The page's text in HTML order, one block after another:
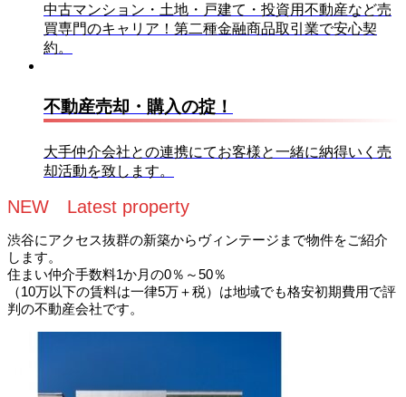
中古マンション・土地・戸建て・投資用不動産など売
買専門のキャリア！第二種金融商品取引業で安心契
約。
不動産売却・購入の掟！
大手仲介会社との連携にてお客様と一緒に納得いく売
却活動を致します。
NEW Latest property
渋谷にアクセス抜群の新築からヴィンテージまで物件をご紹介
します。
住まい仲介手数料1か月の0％～50％
（10万以下の賃料は一律5万＋税）は地域でも格安初期費用で評
判の不動産会社です。